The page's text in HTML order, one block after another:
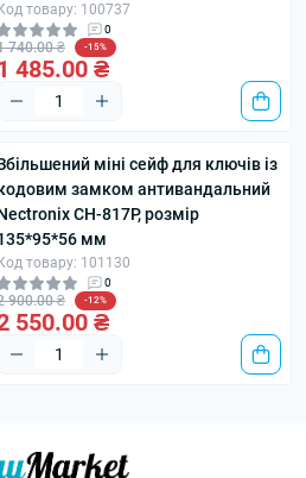
Код товару: 100737
0
740.00 ₴ -15%
485.00 ₴
міні сейф для ключів із
замком антивандальний
CH-817P, розмір
мм
Код товару: 101130
0
900.00 ₴ -12%
550.00 ₴